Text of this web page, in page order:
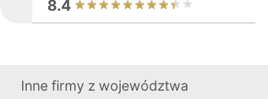
8.4
Inne firmy z województwa